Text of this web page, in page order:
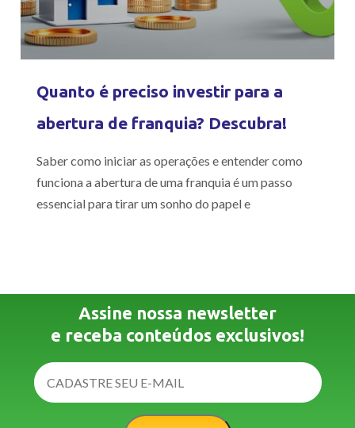
Quanto é preciso investir para a
abertura de franquia? Descubra!
Saber como iniciar as operações e entender como
funciona a abertura de uma franquia é um passo
essencial para tirar um sonho do papel e
Assine nossa newsletter
e receba conteúdos exclusivos!